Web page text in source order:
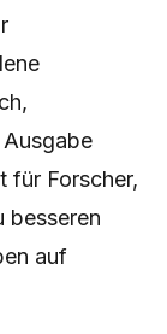
für Forscher,
besseren
auf